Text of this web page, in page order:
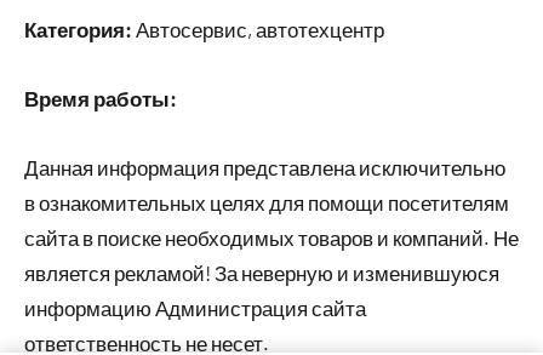
Категория: Автосервис, автотехцентр
Время работы:
Данная информация представлена исключительно
в ознакомительных целях для помощи посетителям
сайта в поиске необходимых товаров и компаний. Не
является рекламой! За неверную и изменившуюся
информацию Администрация сайта
ответственность не несет.